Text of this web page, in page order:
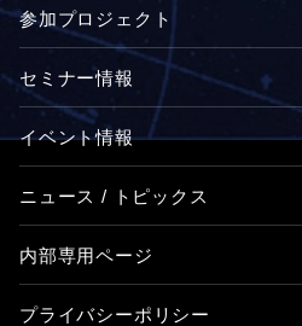
参加プロジェクト
セミナー情報
イベント情報
ニュース / トピックス
内部専用ページ
プライバシーポリシー